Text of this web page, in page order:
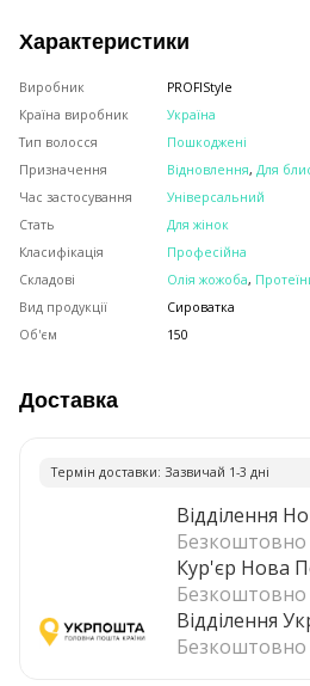
Характеристики
Виробник
PROFIStyle
Країна виробник
Україна
Тип волосся
Пошкоджені
Призначення
Відновлення, Для
Час застосування
Універсальний
Стать
Для жінок
Класифікація
Професійна
Складові
Олія жожоба,
Вид продукції
Сироватка
Об'єм
150
Доставка
Термiн доставки: Зазвичай 1-3 днi
Відділення
Безкоштовно
Кур'єр Нова
Безкоштовно
Відділення
Безкоштовно